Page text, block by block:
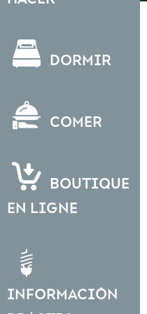
Dormir
Comer
Boutique
en ligne
Información